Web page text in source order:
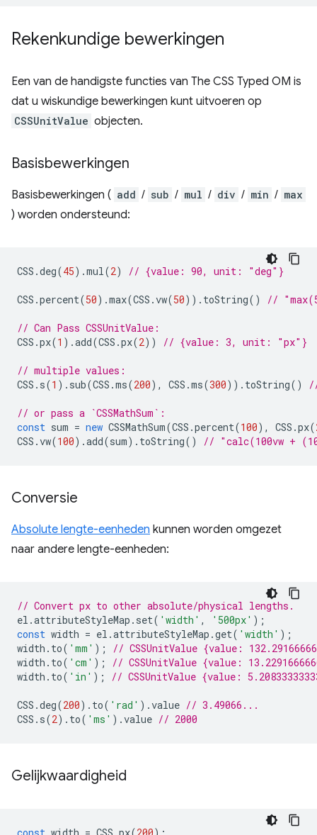
Rekenkundige bewerkingen
Een van de handigste functies van The CSS Typed OM is
dat u wiskundige bewerkingen kunt uitvoeren op
CSSUnitValue objecten.
Basisbewerkingen
Basisbewerkingen ( add / sub / mul / div / min / max
) worden ondersteund:
CSS .deg(45).mul(2) // {value: 90, unit: "deg"}
CSS .percent(50).max(CSS .vw(50)). toString() //
// Can Pass CSSUnitValue:
CSS .px(1 ).add(CSS .px(2)) // {value: 3, unit: "px"}
// multiple values:
CSS . s(1 ). sub(CSS .ms(200), CSS .ms(300)). toString()
// or pass a `CSSMathSum`:
const sum = new CSSMathSum(CSS .percent(100), CSS .px(
CSS .vw(100).add(sum). toString() // "calc(100vw +
Conversie
Absolute lengte-eenheden kunnen worden omgezet
naar andere lengte-eenheden:
// Convert px to other absolute/physical lengths.
el .attributeStyleMap . set( 'width' , '500px' );
const width = el .attributeStyleMap .get( 'width' );
width . to( 'mm' );
// CSSUnitValue {value:
width . to( 'cm' );
// CSSUnitValue {value:
width . to( 'in' ); // CSSUnitValue {value:
CSS .deg(200). to( 'rad' ).value // 3.49066...
CSS . s(2). to( 'ms' ).value // 2000
Gelijkwaardigheid